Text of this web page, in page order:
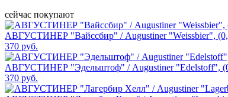
сейчас покупают
АВГУСТИНЕР "Вайссбир" / Augustiner "Weissbier",
370 руб.
АВГУСТИНЕР "Эдельштоф" / Augustiner "Edelstoff",
370 руб.